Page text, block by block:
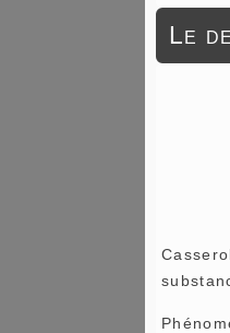
Le